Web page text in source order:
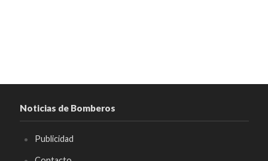
Noticias de Bomberos
Publicidad